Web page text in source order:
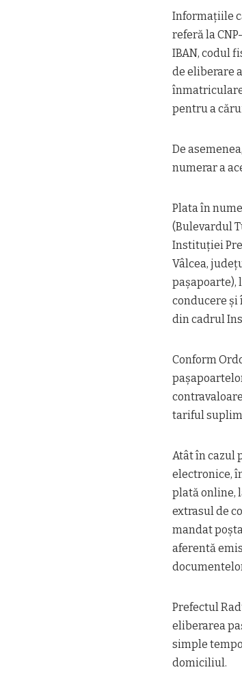
Informațiile
referă la
IBAN, codul
de eliberare
înmatriculare
pentru a
De
numerar a
Plata în
(Bulevardul
Instituției
Vâlcea,
pașapoarte),
conducere și
din cadrul
Conform
tariful
Atât în cazul
electronice,
plată online,
extrasul de
mandat
aferentă
Prefectul
eliberarea
simple
domiciliul.